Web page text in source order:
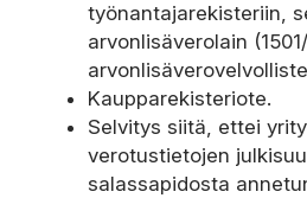
työnantajarekisteriin,
arvonlisäverolain
Kaupparekisteriote.
Selvitys siitä, ettei
verotustietojen
salassapidosta